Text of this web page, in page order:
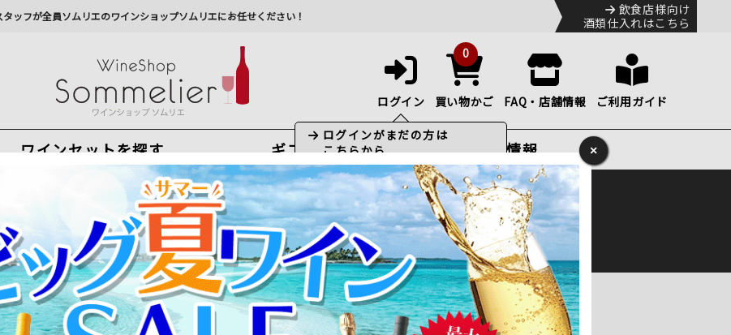
ッフが全員ソムリエのワインショップソムリエにお任せください！
飲食店様向け
酒類仕入れはこちら
ログイン
0
買い物かご FAQ・店舗情報 ご利用ガイド
ワインセットを探す ギフト 特集・お得情報
今から注文で最短8月8日(土)出荷
最新の出荷スケジュールについてはこちらをクリック
への配送に遅れが生じております。最新情報は佐川急便のHPをご確認下さい。
ーナ Toscana
×